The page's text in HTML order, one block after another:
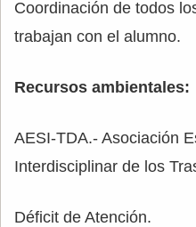
Coordinación de todos
trabajan con el alumno.
Recursos ambientales:
AESI-TDA.- Asociación
Interdisciplinar de los
Déficit de Atención.